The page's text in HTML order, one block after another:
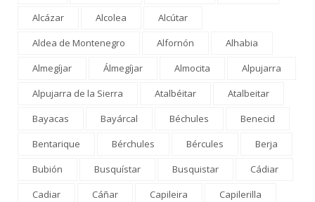
Alcázar
Alcolea
Alcútar
Aldea de Montenegro
Alfornón
Alhabia
Almegíjar
Álmegíjar Almocita
Alpujarra
Alpujarra de la Sierra
Atalbéitar
Atalbeitar
Bayacas
Bayárcal Béchules
Benecid
Bentarique
Bérchules Bércules
Berja
Bubión
Busquístar Busquistar
Cádiar
Cadiar
Cáñar Capileira
Capilerilla